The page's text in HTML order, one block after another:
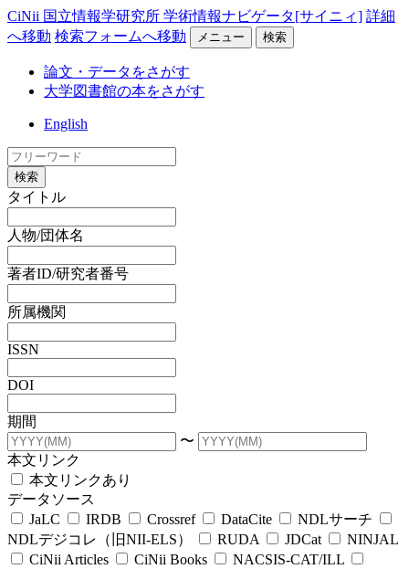
CiNii 国立情報学研究所 学術情報ナビゲータ[サイニィ] 詳細
へ移動 検索フォームへ移動 メニュー 検索
論文・データをさがす
大学図書館の本をさがす
English
検索
タイトル
人物/団体名
著者ID/研究者番号
所属機関
ISSN
DOI
期間
〜
本文リンク
本文リンクあり
データソース
JaLC
IRDB Crossref DataCite
NDLサーチ
NDLデジコレ（旧NII-ELS）
RUDA JDCat
NINJAL
CiNii Articles
CiNii Books
NACSIS-CAT/ILL